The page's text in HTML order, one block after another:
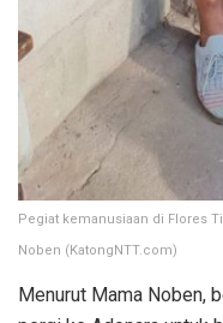
Pegiat kemanusiaan di Flores
Noben (KatongNTT.com)
Menurut Mama Noben,